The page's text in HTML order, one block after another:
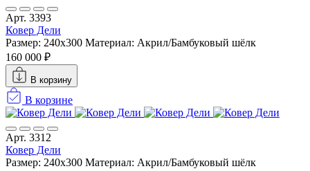
Арт. 3393
Ковер Дели
Размер: 240х300 Материал: Акрил/Бамбуковый шёлк
160 000 ₽
В корзину
В корзине
Арт. 3312
Ковер Дели
Размер: 240х300 Материал: Акрил/Бамбуковый шёлк